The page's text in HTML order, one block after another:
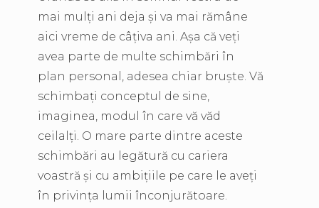
mai mulți ani deja și va mai rămâne
aici vreme de câțiva ani. Așa că veți
avea parte de multe schimbări în
plan personal, adesea chiar bruște. Vă
schimbați conceptul de sine,
imaginea, modul în care vă văd
ceilalți. O mare parte dintre aceste
schimbări au legătură cu cariera
voastră și cu ambițiile pe care le aveți
în privința lumii înconjurătoare.